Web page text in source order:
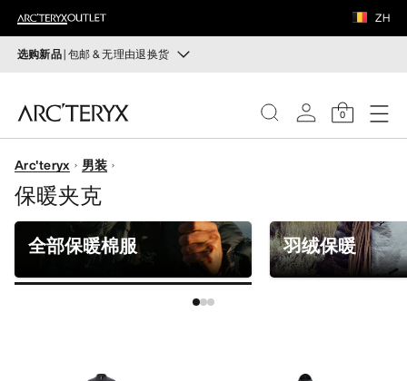
ZH
选购新品| 包邮 & 无理由退换货
运动员的需求，设计师的动力——在优化现有畅销产品的
同时，启发全新的解决方案。新款装备定期上架。
选购女士
无理由退换货
改变主意了？ 30天内购买的符合条件的商品可退换货。
开始免费退货。
0
女士
男士
鞋履
装备
VEILANCE
发现
Arc'teryx 男装
保暖夹克
全部保暖棉服 羽绒保暖